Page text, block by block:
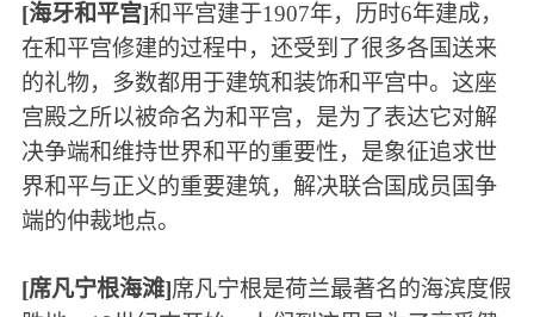
[海牙和平宫]和平宫建于1907年，历时6年建成，
在和平宫修建的过程中，还受到了很多各国送来
的礼物，多数都用于建筑和装饰和平宫中。这座
宫殿之所以被命名为和平宫，是为了表达它对解
决争端和维持世界和平的重要性，是象征追求世
界和平与正义的重要建筑，解决联合国成员国争
端的仲裁地点。
[席凡宁根海滩]席凡宁根是荷兰最著名的海滨度假